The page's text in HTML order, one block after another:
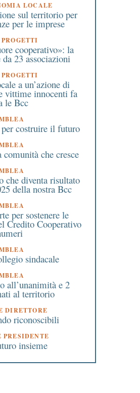
LOCALE
sul territorio per
per le imprese
cooperativo»: la
23 associazioni
a un’azione di
vittime innocenti fa
le Bcc
costruire il futuro
che cresce
che diventa risultato
della nostra Bcc
per sostenere le
Credito Cooperativo
sindacale
all’unanimità e 2
al territorio
DIRETTORE
riconoscibili
insieme